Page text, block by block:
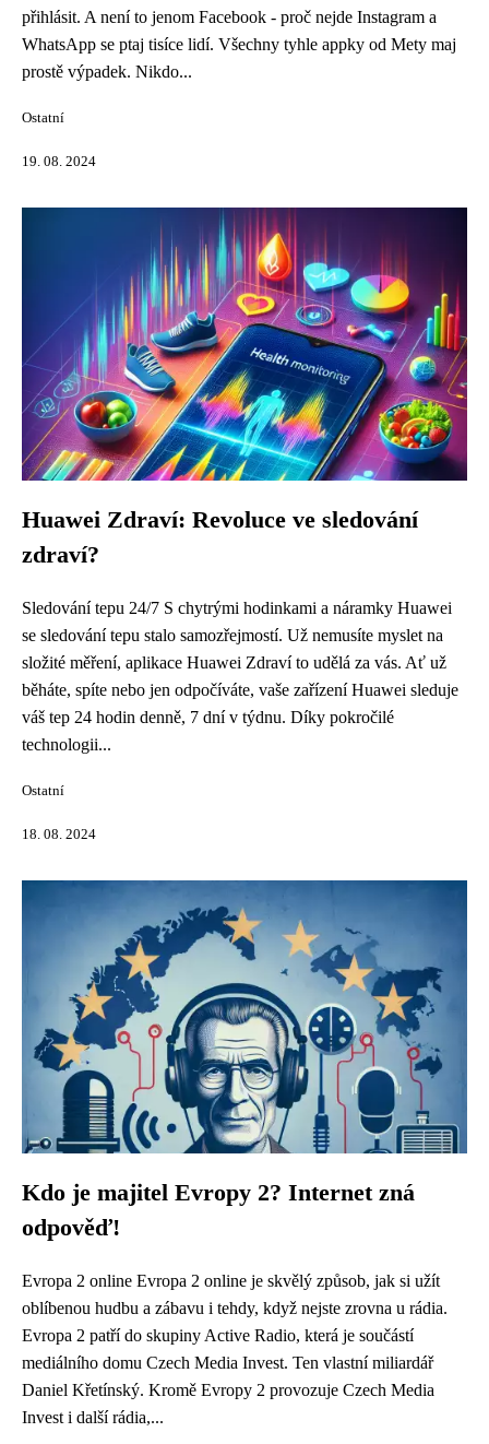
přihlásit. A není to jenom Facebook - proč nejde Instagram a
WhatsApp se ptaj tisíce lidí. Všechny tyhle appky od Mety maj
prostě výpadek. Nikdo...
Ostatní
19. 08. 2024
Huawei Zdraví: Revoluce ve sledování
zdraví?
Sledování tepu 24/7 S chytrými hodinkami a náramky Huawei
se sledování tepu stalo samozřejmostí. Už nemusíte myslet na
složité měření, aplikace Huawei Zdraví to udělá za vás. Ať už
běháte, spíte nebo jen odpočíváte, vaše zařízení Huawei sleduje
váš tep 24 hodin denně, 7 dní v týdnu. Díky pokročilé
technologii...
Ostatní
18. 08. 2024
Kdo je majitel Evropy 2? Internet zná
odpověď!
Evropa 2 online Evropa 2 online je skvělý způsob, jak si užít
oblíbenou hudbu a zábavu i tehdy, když nejste zrovna u rádia.
Evropa 2 patří do skupiny Active Radio, která je součástí
mediálního domu Czech Media Invest. Ten vlastní miliardář
Daniel Křetínský. Kromě Evropy 2 provozuje Czech Media
Invest i další rádia,...